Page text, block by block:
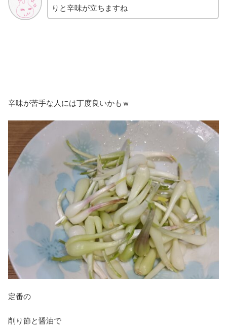
りと辛味が立ちますね
辛味が苦手な人には丁度良いかもｗ
定番の
削り節と醤油で